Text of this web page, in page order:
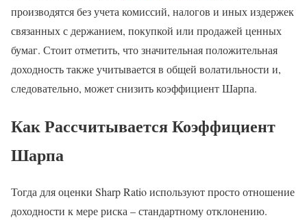
производятся без учета комиссий, налогов и иных издержек
связанных с держанием, покупкой или продажей ценных
бумаг. Стоит отметить, что значительная положительная
доходность также учитывается в общей волатильности и,
следовательно, может снизить коэффициент Шарпа.
Как Рассчитывается Коэффициент
Шарпа
Тогда для оценки Sharp Ratio используют просто отношение
доходности к мере риска – стандартному отклонению.